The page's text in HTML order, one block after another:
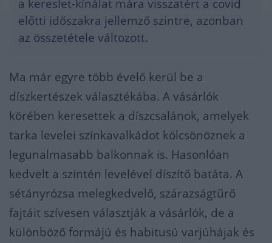
a kereslet-kínálat mára visszatért a covid
előtti időszakra jellemző szintre, azonban
az összetétele változott.
Ma már egyre több évelő kerül be a
díszkertészek választékába. A vásárlók
körében keresettek a díszcsalánok, amelyek
tarka levelei színkavalkádot kölcsönöznek a
legunalmasabb balkonnak is. Hasonlóan
kedvelt a szintén levelével díszítő batáta. A
sétányrózsa melegkedvelő, szárazságtűrő
fajtáit szívesen választják a vásárlók, de a
különböző formájú és habitusú varjúhájak és